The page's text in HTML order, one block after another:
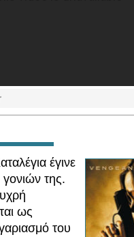
έγινε
της.
ως
του